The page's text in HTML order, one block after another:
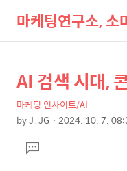
마케팅연구소, 소
상
세
컨
텐
츠
본
문
제
목
AI 검색 시대,
마케팅 인사이트/AI
byJ_JG 2024. 10. 7.
문댓
글